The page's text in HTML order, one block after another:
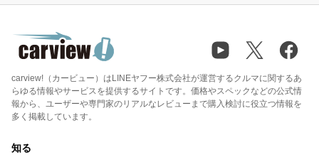
carview!（カービュー）はLINEヤフー株式会社が運営するクルマに関するあ
らゆる情報やサービスを提供するサイトです。価格やスペックなどの公式情
報から、ユーザーや専門家のリアルなレビューまで購入検討に役立つ情報を
多く掲載しています。
知る